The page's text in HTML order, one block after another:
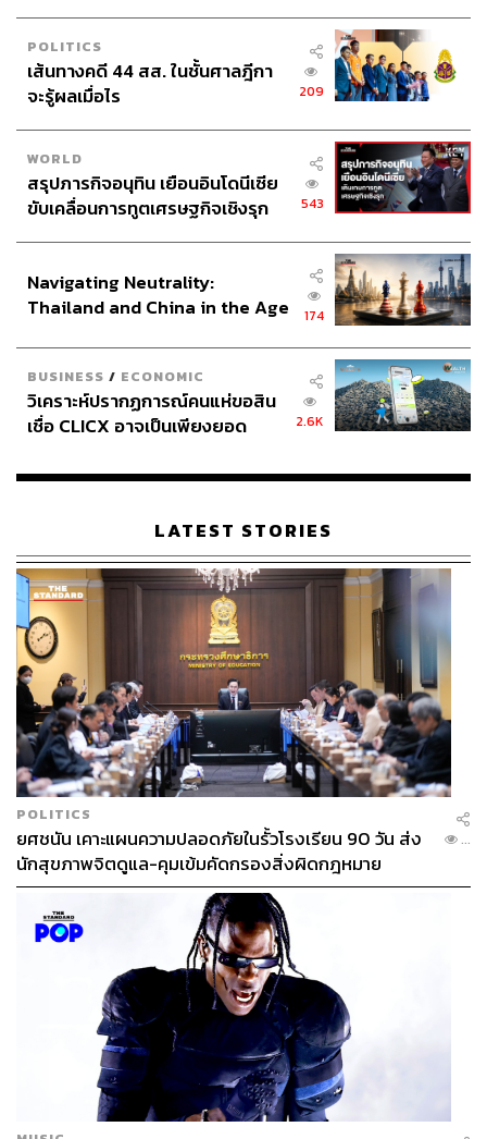
ร่วมกันพิจารณาและอนุมัติเบิกจ่ายเงินอุดหนุนให้กับวัด
ในพื้นที่จังหวัดสมุทรปราการ โดยมิชอบ
อธิบดีกรมอุทยานแห่งชาติ สัตว์ป่า และพันธุ์พืช เรียกรับ
สุชาติ เตชจักรเสมา ประธานกรรมการองค์การคลัง
สินค้า พร้อมพวก ทุจริตต่อตำแหน่งหน้าที่ กรณีจัดซื้อ
ถุงมือยาง 500,000,000 กล่อง ระหว่างองค์การคลัง
สินค้า กับบริษัท การ์เดียนโกลฟส์ จำกัด มูลค่ากว่า
112,500,000,000 บาท
ภุชงค์ โพธิกุฎสัย เมื่อครั้งดำรงตำแหน่งผู้ว่าราชการ
จังหวัดกาฬสินธุ์ ร่ำรวยผิดปกติ รวมมูลค่า 10,045,000
บาท
อิทธิพล คุณปลื้ม รัฐมนตรีว่าการกระทรวงวัฒนธรรม
เมื่อครั้งดำรงตำแหน่งนายกเมืองพัทยา อำเภอ
บางละมุง จังหวัดชลบุรี กับพวก มีส่วนได้ส่วนเสียในการ
ก่อสร้างโครงการวอเตอร์ฟร้อนท์ สวีท แอนด์ เรสซิเดน
พัทยา ไทยแลนด์) บริเวณเชิงเขาพระตำหนัก เมือง
และพิจารณาต่อใบอนุญาตก่อสร้างอาคารโดยมิชอบ
ด้วยกฎหมาย เป็นต้น
ประชาชนสามารถรับรู้ข้อมูลคดีที่ ป.ป.ช. กำลังไต่สวนได้
ทั้งนี้ การเผยแพร่ข้อมูลให้ประชาชนรับรู้ยังคงเป็นปัญหา
สำคัญ หากกฎหมายเขียนไว้คลุมเครือ เราก็เดินลำบาก
เพราะจะส่งผลกระทบต่อสิทธิของเจ้าของข้อมูล ซึ่งอาจต้อง
นำมาวินิจฉัยเป็นรายบุคคลไป ในส่วนของเป้าหมายที่กำลัง
POLITICS
เส้นทางคดี 44 สส. ในชั้นศาลฎีกา
จะรู้ผลเมื่อไร
209
WORLD
สรุปภารกิจอนุทิน เยือนอินโดนีเซีย
ขับเคลื่อนการทูตเศรษฐกิจเชิงรุก
543
Navigating Neutrality:
Thailand and China in the Age
174
BUSINESS / ECONOMIC
วิเคราะห์ปรากฏการณ์คนแห่ขอสิน
เชื่อ CLICX อาจเป็นเพียงยอด
เรือนไทยที่ถูกซุกไว้
2.6K
LATEST STORIES
POLITICS
ยศชนัน เคาะแผนความปลอดภัยในรั้วโรงเรียน 90 วัน ส่ง
นักสุขภาพจิตดูแล-คุมเข้มคัดกรองสิ่งผิดกฎหมาย
...